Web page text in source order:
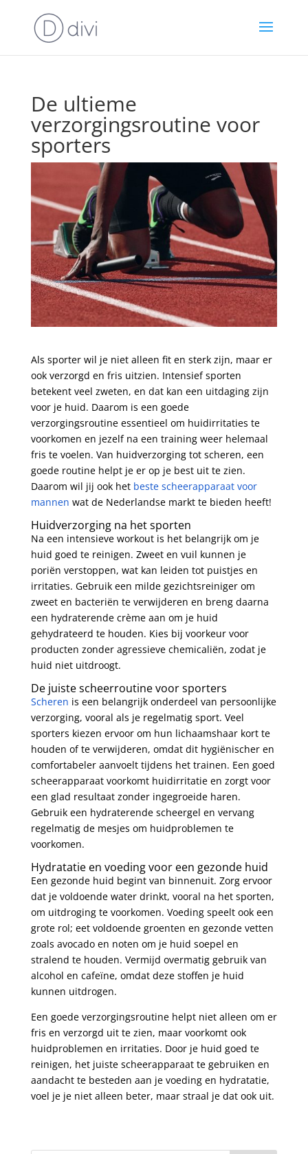
De ultieme
verzorgingsroutine voor
sporters
Als sporter wil je niet alleen fit en sterk zijn, maar er
ook verzorgd en fris uitzien. Intensief sporten
betekent veel zweten, en dat kan een uitdaging zijn
voor je huid. Daarom is een goede
verzorgingsroutine essentieel om huidirritaties te
voorkomen en jezelf na een training weer helemaal
fris te voelen. Van huidverzorging tot scheren, een
goede routine helpt je er op je best uit te zien.
Daarom wil jij ook het beste scheerapparaat voor
mannen wat de Nederlandse markt te bieden heeft!
Huidverzorging na het sporten
Na een intensieve workout is het belangrijk om je
huid goed te reinigen. Zweet en vuil kunnen je
poriën verstoppen, wat kan leiden tot puistjes en
irritaties. Gebruik een milde gezichtsreiniger om
zweet en bacteriën te verwijderen en breng daarna
een hydraterende crème aan om je huid
gehydrateerd te houden. Kies bij voorkeur voor
producten zonder agressieve chemicaliën, zodat je
huid niet uitdroogt.
De juiste scheerroutine voor sporters
Scheren is een belangrijk onderdeel van persoonlijke
verzorging, vooral als je regelmatig sport. Veel
sporters kiezen ervoor om hun lichaamshaar kort te
houden of te verwijderen, omdat dit hygiënischer en
comfortabeler aanvoelt tijdens het trainen. Een goed
scheerapparaat voorkomt huidirritatie en zorgt voor
een glad resultaat zonder ingegroeide haren.
Gebruik een hydraterende scheergel en vervang
regelmatig de mesjes om huidproblemen te
voorkomen.
Hydratatie en voeding voor een gezonde huid
Een gezonde huid begint van binnenuit. Zorg ervoor
dat je voldoende water drinkt, vooral na het sporten,
om uitdroging te voorkomen. Voeding speelt ook een
grote rol; eet voldoende groenten en gezonde vetten
zoals avocado en noten om je huid soepel en
stralend te houden. Vermijd overmatig gebruik van
alcohol en cafeïne, omdat deze stoffen je huid
kunnen uitdrogen.
Een goede verzorgingsroutine helpt niet alleen om er
fris en verzorgd uit te zien, maar voorkomt ook
huidproblemen en irritaties. Door je huid goed te
reinigen, het juiste scheerapparaat te gebruiken en
aandacht te besteden aan je voeding en hydratatie,
voel je je niet alleen beter, maar straal je dat ook uit.